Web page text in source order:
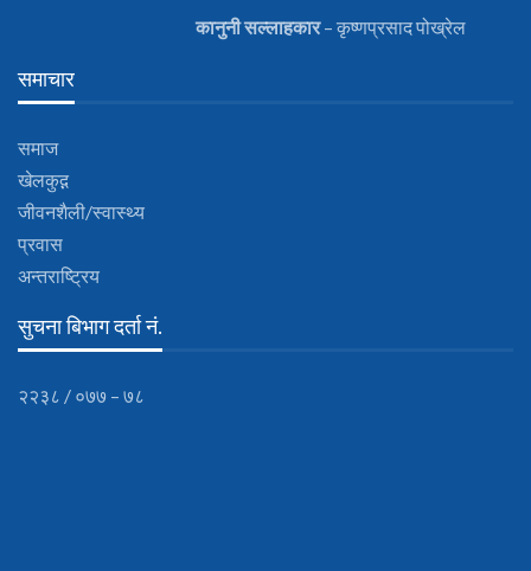
कानुनीसल्लाहकार– कृष्णप्रसाद पोख्रेल
समाचार
समाज
खेलकुद़़
जीवनशैली/स्वास्थ्य
प्रवास
अन्तराष्ट्रिय
सुचना बिभाग दर्ता नं.
२२३८ / ०७७ – ७८